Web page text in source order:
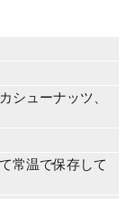
シューナッツ、
常温で保存して